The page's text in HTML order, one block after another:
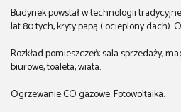
Budynek powstał w technologii
lat 80 tych, kryty papą ( ocieplony dach).
Rozkład pomieszczeń: sala sprzedaży,
biurowe, toaleta, wiata.
Ogrzewanie CO gazowe. Fotowoltaika.